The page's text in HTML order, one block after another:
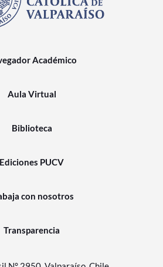
Académico
Aula Virtual
Biblioteca
Ediciones PUCV
con nosotros
Transparencia